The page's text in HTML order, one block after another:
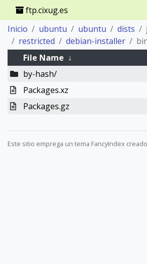
ftp.cixug.es
Inicio
ubuntu ubuntu dists
restricted
debian-installer
File Name ↓
by-hash/
Packages.xz
Packages.gz
Este sitio emprega un tema FancyIndex